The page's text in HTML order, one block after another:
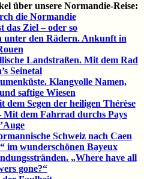
über unsere Normandie-Reise:
die Normandie
das Ziel – oder so
unter den Rädern. Ankunft in
Landstraßen. Mit dem Rad
Seinetal
Klangvolle Namen,
saftige Wiesen
Segen der heiligen Thérèse
Mit dem Fahrrad durchs Pays
Schweiz nach Caen
im wunderschönen Bayeux
„Where have all
gone?“